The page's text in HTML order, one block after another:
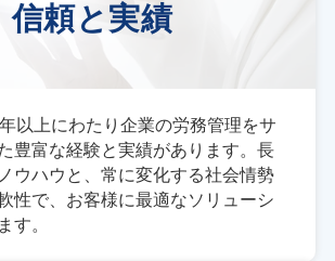
信頼と実績
以上にわたり企業の労務管理をサ
豊富な経験と実績があります。長
ウハウと、常に変化する社会情勢
性で、お客様に最適なソリューシ
す。